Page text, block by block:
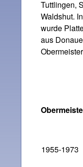
Tuttlingen,
Waldshut.
wurde
aus
1955-1973